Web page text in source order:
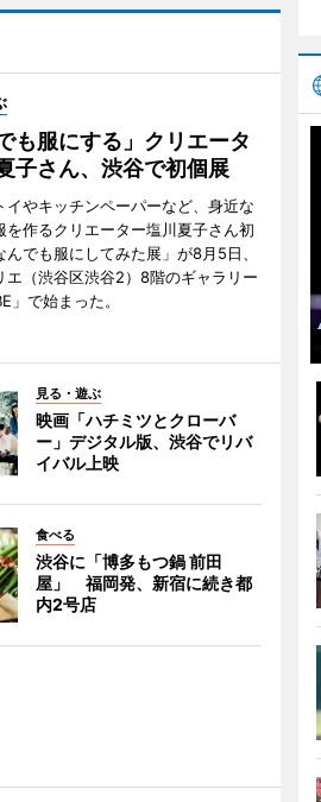
も服にする」クリエータ
子さん、渋谷で初個展
イやキッチンペーパーなど、身近な
を作るクリエーター塩川夏子さん初
んでも服にしてみた展」が8月5日、
エ（渋谷区渋谷2）8階のギャラリー
」で始まった。
見る・遊ぶ
映画「ハチミツとクローバ
ー」デジタル版、渋谷でリバ
イバル上映
食べる
渋谷に「博多もつ鍋 前田
屋」 福岡発、新宿に続き都
内2号店